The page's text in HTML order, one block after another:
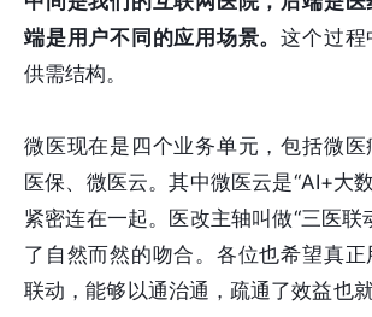
端是用户不同的应用场景。这个过程
供需结构。
微医现在是四个业务单元，包括微
医保、微医云。其中微医云是“AI+大
紧密连在一起。医改主轴叫做“三医联
了自然而然的吻合。各位也希望真
联动，能够以通治通，疏通了效益也就